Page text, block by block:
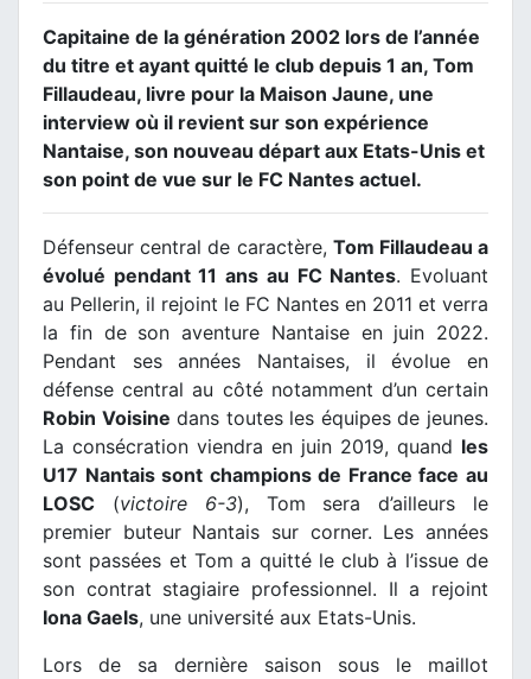
Capitaine de la génération 2002 lors de l’année
du titre et ayant quitté le club depuis 1 an, Tom
Fillaudeau, livre pour la Maison Jaune, une
interview où il revient sur son expérience
Nantaise, son nouveau départ aux Etats-Unis et
son point de vue sur le FC Nantes actuel.
Défenseur central de caractère, Tom Fillaudeau a
évolué pendant 11 ans au FC Nantes. Evoluant
au Pellerin, il rejoint le FC Nantes en 2011 et verra
la fin de son aventure Nantaise en juin 2022.
Pendant ses années Nantaises, il évolue en
défense central au côté notamment d’un certain
Robin Voisine dans toutes les équipes de jeunes.
La consécration viendra en juin 2019, quand les
U17 Nantais sont champions de France face au
LOSC (victoire 6-3), Tom sera d’ailleurs le
premier buteur Nantais sur corner. Les années
sont passées et Tom a quitté le club à l’issue de
son contrat stagiaire professionnel. Il a rejoint
Iona Gaels, une université aux Etats-Unis.
Lors de sa dernière saison sous le maillot